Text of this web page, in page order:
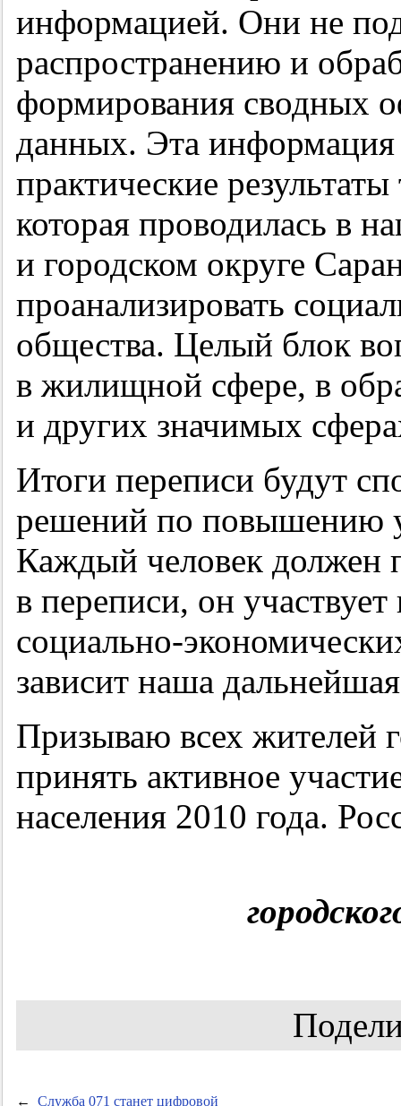
информацией. Они не
распространению и
формирования сводных
данных. Эта информация
практические
которая проводилась в
и городском округе
проанализировать
общества. Целый блок
в жилищной сфере, в
и других значимых
Итоги переписи будут
решений по повышению
Каждый человек должен
в переписи, он
социально-
зависит наша
Призываю всех жителей
принять активное
населения 2010 года.
← Служба 071 станет цифровой